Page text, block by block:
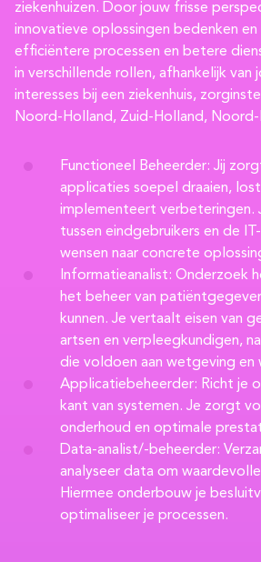
ziekenhuizen. Door jouw frisse
innovatieve oplossingen bedenken en
efficiëntere processen en betere
in verschillende rollen, afhankelijk van
interesses bij een ziekenhuis,
Noord-Holland, Zuid-Holland,
Functioneel Beheerder: Jij
applicaties soepel draaien,
implementeert verbeteringen.
tussen eindgebruikers en de
wensen naar concrete
Informatieanalist: Onderzoek
het beheer van
kunnen. Je vertaalt eisen van
artsen en verpleegkundigen,
die voldoen aan wetgeving en
Applicatiebeheerder: Richt je
kant van systemen. Je zorgt
onderhoud en optimale
Data-analist/-beheerder:
analyseer data om
Hiermee onderbouw je
optimaliseer je processen.